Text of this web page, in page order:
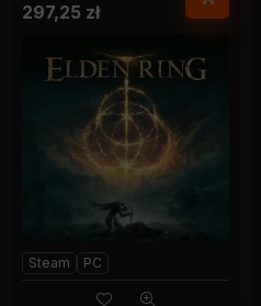
297,25 zł
Steam PC